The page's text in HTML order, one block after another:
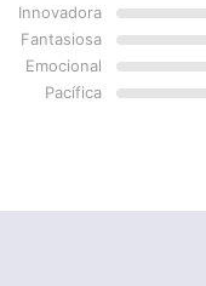
Innovadora
Fantasiosa
Emocional
Pacífica